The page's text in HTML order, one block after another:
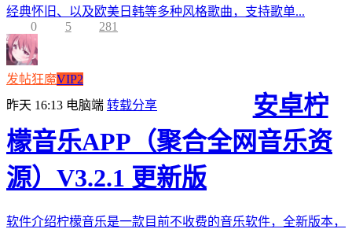
经典怀旧、以及欧美日韩等多种风格歌曲，支持歌单...
0
5 281
发帖狂魔VIP2
昨天 16:13 电脑端 转载分享
安卓柠
檬音乐APP（聚合全网音乐资
源）V3.2.1 更新版
软件介绍柠檬音乐是一款目前不收费的音乐软件，全新版本，